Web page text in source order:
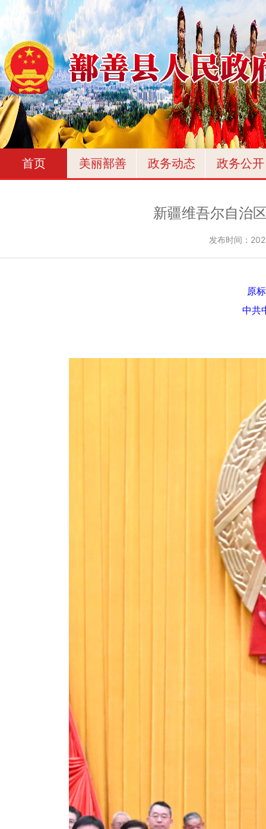
首页 美丽鄯善 政务动态 政务公开
新疆维吾尔自治
发布时间：
原
中共